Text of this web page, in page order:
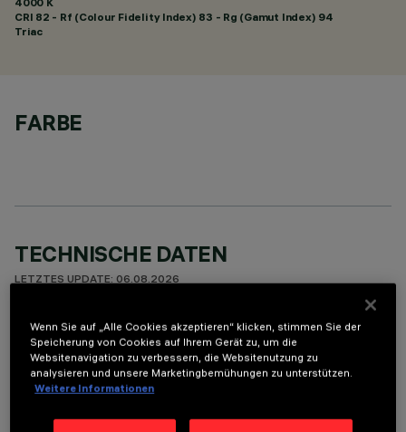
CRI 82 - Rf (Colour Fidelity Index) 83 - Rg (Gamut Index) 94
Triac
FARBE
TECHNISCHE DATEN
LETZTES UPDATE: 06.08.2026
BESCHREIBUNG
Round adjustable luminaire designed to use an LED lamp with
C.O.B.technology in a neutral white colour tone 4,000K (CRI
80). Version with rim for surface-mounting. Painted, die-cast
aluminium body. Lower reflector vacuum-metallised with
Wenn Sie auf „Alle Cookies akzeptieren“ klicken, stimmen Sie der
Speicherung von Cookies auf Ihrem Gerät zu, um die
Websitenavigation zu verbessern, die Websitenutzung zu
analysieren und unsere Marketingbemühungen zu unterstützen.
Weitere Informationen